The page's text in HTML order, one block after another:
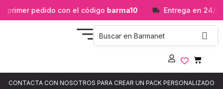
pedido con el códigobarma10 Entrega en 24/48h
CONTACTA CON NOSOTROS PARA CREAR UN PACK PERSONALIZADO